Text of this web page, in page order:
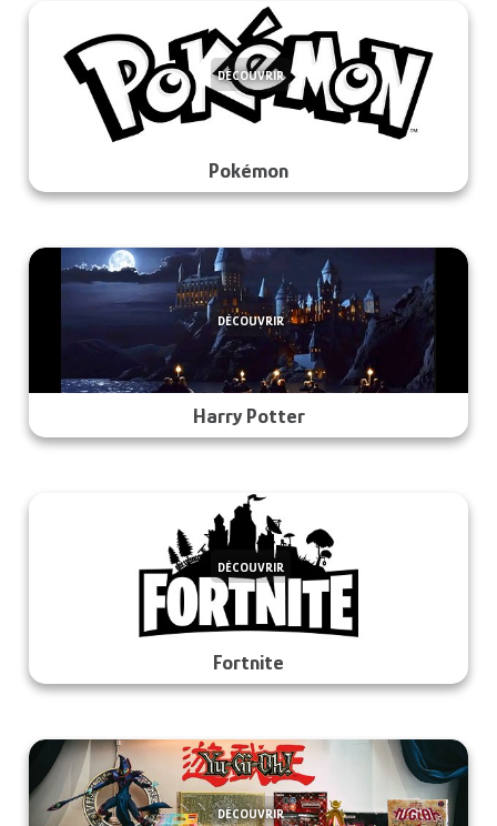
Pokémon
DÉCOUVRIR
Harry Potter
DÉCOUVRIR
Fortnite
DÉCOUVRIR
DÉCOUVRIR